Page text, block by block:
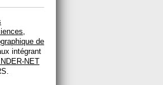
de
intégrant
NET